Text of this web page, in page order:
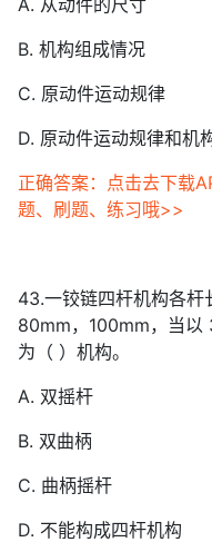
A. 从动件的尺寸
B. 机构组成情况
C. 原动件运动规律
D. 原动件运动规律和机
正确答案：点击去下载
题、刷题、练习哦>>
43.一铰链四杆机构各杆
80mm，100mm，当以
为（ ）机构。
A. 双摇杆
B. 双曲柄
C. 曲柄摇杆
D. 不能构成四杆机构